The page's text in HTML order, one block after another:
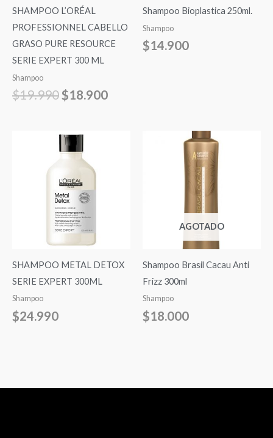
SHAMPOO L’ORÉAL
PROFESSIONNEL CABELLO
GRASO PURE RESOURCE
SERIE EXPERT 300 ML
Shampoo
$19.990 $18.900
Shampoo Bioplastica 250ml.
Shampoo
$14.900
SHAMPOO METAL DETOX
SERIE EXPERT 300ML
Shampoo
$24.990
AGOTADO
Shampoo Brasil Cacau Anti
Frizz 300ml
Shampoo
$18.000